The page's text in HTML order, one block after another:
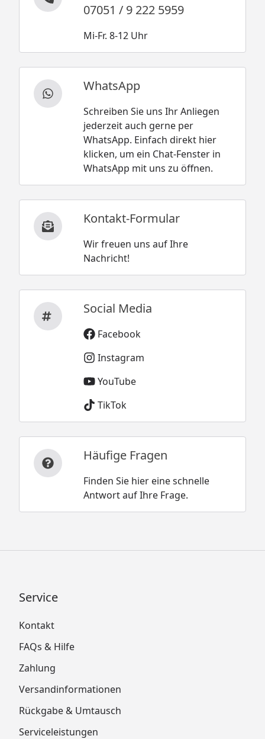
07051 / 9 222 5959
Mi-Fr. 8-12 Uhr
WhatsApp
Schreiben Sie uns Ihr Anliegen
jederzeit auch gerne per
WhatsApp. Einfach direkt hier
klicken, um ein Chat-Fenster in
WhatsApp mit uns zu öffnen.
Kontakt-Formular
Wir freuen uns auf Ihre
Nachricht!
Social Media
Facebook
Instagram
YouTube
TikTok
Häufige Fragen
Finden Sie hier eine schnelle
Antwort auf Ihre Frage.
Service
Kontakt
FAQs & Hilfe
Zahlung
Versandinformationen
Rückgabe & Umtausch
Serviceleistungen